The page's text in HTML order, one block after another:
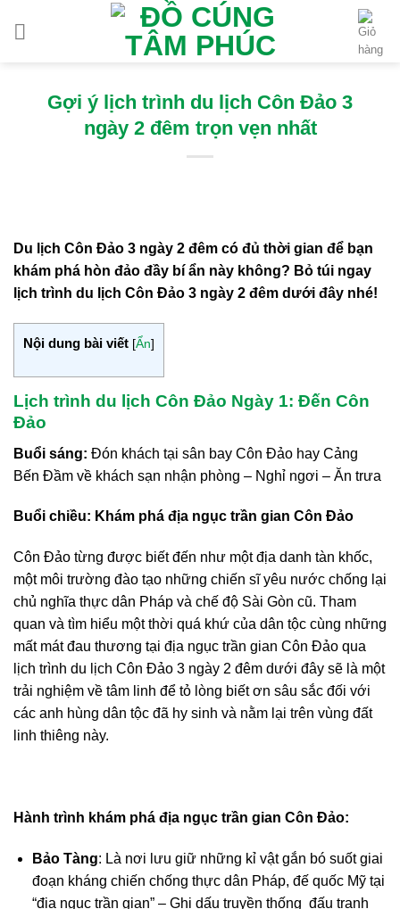
Gợi ý lịch trình du lịch Côn Đảo 3
ngày 2 đêm trọn vẹn nhất
Du lịch Côn Đảo 3 ngày 2 đêm có đủ thời gian để bạn
khám phá hòn đảo đầy bí ẩn này không? Bỏ túi ngay
lịch trình du lịch Côn Đảo 3 ngày 2 đêm dưới đây nhé!
Nội dung bài viết [Ẩn]
Lịch trình du lịch Côn Đảo Ngày 1: Đến Côn
Đảo
Buổi sáng: Đón khách tại sân bay Côn Đảo hay Cảng
Bến Đầm về khách sạn nhận phòng – Nghỉ ngơi – Ăn trưa
Buổi chiều: Khám phá địa ngục trần gian Côn Đảo
Côn Đảo từng được biết đến như một địa danh tàn khốc,
một môi trường đào tạo những chiến sĩ yêu nước chống lại
chủ nghĩa thực dân Pháp và chế độ Sài Gòn cũ. Tham
quan và tìm hiểu một thời quá khứ của dân tộc cùng những
mất mát đau thương tại địa ngục trần gian Côn Đảo qua
lịch trình du lịch Côn Đảo 3 ngày 2 đêm dưới đây sẽ là một
trải nghiệm về tâm linh để tỏ lòng biết ơn sâu sắc đối với
các anh hùng dân tộc đã hy sinh và nằm lại trên vùng đất
linh thiêng này.
Hành trình khám phá địa ngục trần gian Côn Đảo:
Bảo Tàng: Là nơi lưu giữ những kỉ vật gắn bó suốt giai
đoạn kháng chiến chống thực dân Pháp, đế quốc Mỹ tại
“địa ngục trần gian” – Ghi dấu truyền thống đấu tranh